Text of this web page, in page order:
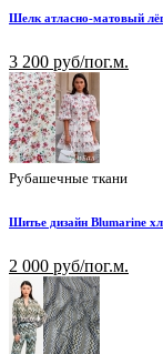
Шелк атласно-матовый
3 200 руб/пог.м.
Рубашечные ткани
Шитье дизайн Blumarine
2 000 руб/пог.м.